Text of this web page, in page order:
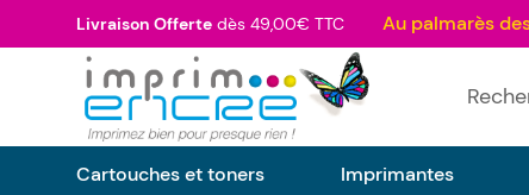
Livraison Offerte dès 49,00€ TTC
Cartouches et toners Imprimantes